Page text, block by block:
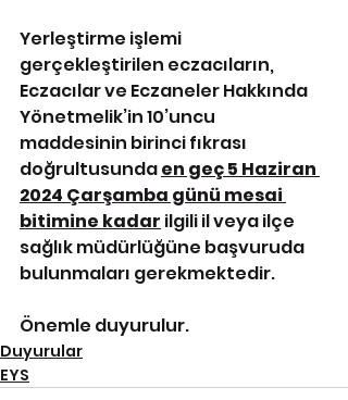
Yerleştirme işlemi
gerçekleştirilen eczacıların,
Eczacılar ve Eczaneler Hakkında
Yönetmelik’in 10’uncu
maddesinin birinci fıkrası
doğrultusunda en geç 5 Haziran
2024 Çarşamba günü mesai
bitimine kadar ilgili il veya ilçe
sağlık müdürlüğüne başvuruda
bulunmaları gerekmektedir.
Önemle duyurulur.
Duyurular
EYS